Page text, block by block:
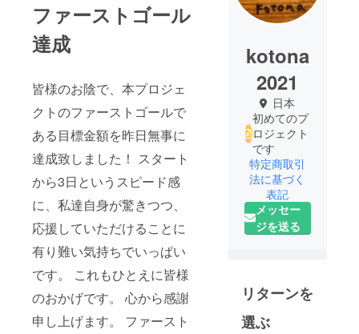
ファーストゴール
達成
皆様のお陰で、本プロジェ
クトのファーストゴールで
ある目標金額を昨日無事に
達成致しました！ スタート
から3日というスピード感
に、私達自身が驚きつつ、
応援していただけることに
有り難い気持ちでいっぱい
です。 これもひとえに皆様
のおかげです。 心から感謝
申し上げます。 ファースト
kotona
2021
日本
初めてのプ
ロジェクト
です
特定商取引
法に基づく
表記
メッセー
ジを送る
リターンを
選ぶ